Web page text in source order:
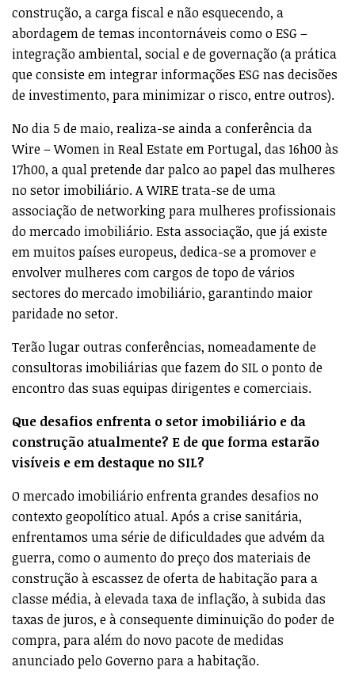
construção, a carga fiscal e não esquecendo, a
abordagem de temas incontornáveis como o ESG –
integração ambiental, social e de governação (a prática
que consiste em integrar informações ESG nas decisões
de investimento, para minimizar o risco, entre outros).
No dia 5 de maio, realiza-se ainda a conferência da
Wire – Women in Real Estate em Portugal, das 16h00 às
17h00, a qual pretende dar palco ao papel das mulheres
no setor imobiliário. A WIRE trata-se de uma
associação de networking para mulheres profissionais
do mercado imobiliário. Esta associação, que já existe
em muitos países europeus, dedica-se a promover e
envolver mulheres com cargos de topo de vários
sectores do mercado imobiliário, garantindo maior
paridade no setor.
Terão lugar outras conferências, nomeadamente de
consultoras imobiliárias que fazem do SIL o ponto de
encontro das suas equipas dirigentes e comerciais.
Que desafios enfrenta o setor imobiliário e da
construção atualmente? E de que forma estarão
visíveis e em destaque no SIL?
O mercado imobiliário enfrenta grandes desafios no
contexto geopolítico atual. Após a crise sanitária,
enfrentamos uma série de dificuldades que advém da
guerra, como o aumento do preço dos materiais de
construção à escassez de oferta de habitação para a
classe média, à elevada taxa de inflação, à subida das
taxas de juros, e à consequente diminuição do poder de
compra, para além do novo pacote de medidas
anunciado pelo Governo para a habitação.